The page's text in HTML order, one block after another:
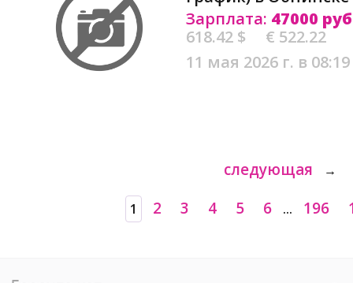
Зарплата: 47000
618.42 $
€ 522.22
11 мая 2026 г. в 08:19
следующая →
1 2 3 4 5 6 ... 196